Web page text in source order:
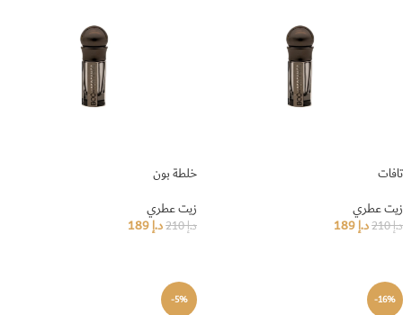
تافات
زيت عطري
د.إ210 د.إ
خلطة بون
زيت عطري
د.إ210 د.إ
-16%
-5%